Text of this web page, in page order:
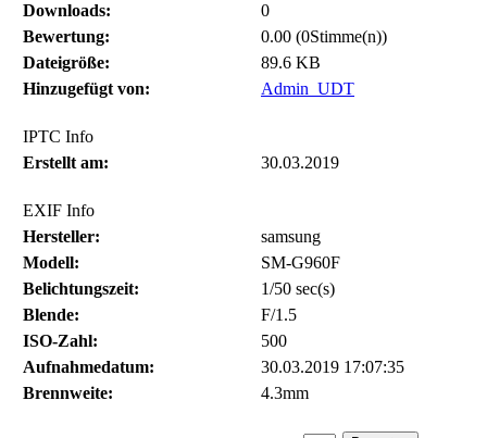
Downloads:
0
Bewertung:
0.00 (0Stimme(n))
Dateigröße:
89.6 KB
Hinzugefügt von:
Admin_UDT
IPTC Info
Erstellt am:
30.03.2019
EXIF Info
Hersteller:
samsung
Modell:
SM-G960F
Belichtungszeit:
1/50 sec(s)
Blende:
F/1.5
ISO-Zahl:
500
Aufnahmedatum:
30.03.2019 17:07:35
Brennweite:
4.3mm